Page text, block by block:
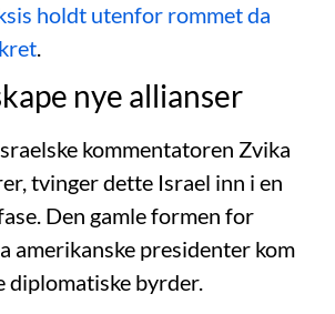
holdt utenfor rommet da
.
nye allianser
kommentatoren Zvika
tvinger dette Israel inn i en
Den gamle formen for
amerikanske presidenter kom
diplomatiske byrder.